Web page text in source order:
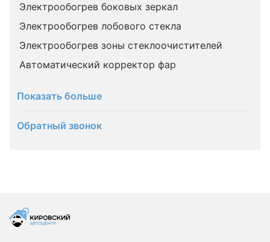
Электрообогрев боковых зеркал
Электрообогрев лобового стекла
Электрообогрев зоны стеклоочистителей
Автоматический корректор фар
Показать больше
Обратный звонок